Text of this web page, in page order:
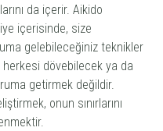
da içerir. Aikido
içerisinde, size
gelebileceğiniz teknikler
dövebilecek ya da
getirmek değildir.
onun sınırlarını